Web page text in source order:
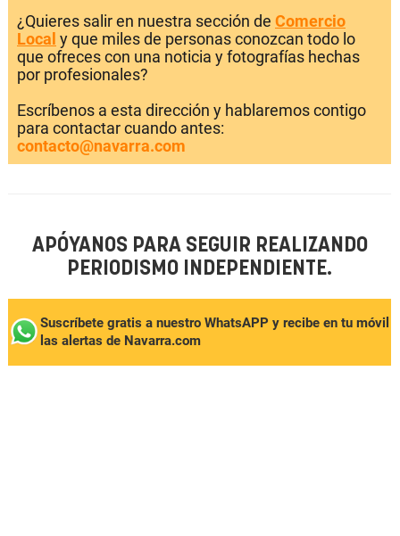
¿Quieres salir en nuestra sección de Comercio
Local y que miles de personas conozcan todo lo
que ofreces con una noticia y fotografías hechas
por profesionales?
Escríbenos a esta dirección y hablaremos contigo
para contactar cuando antes:
contacto@navarra.com
APÓYANOS PARA SEGUIR REALIZANDO
PERIODISMO INDEPENDIENTE.
Suscríbete gratis a nuestro WhatsAPP y recibe en tu móvil
las alertas de Navarra.com